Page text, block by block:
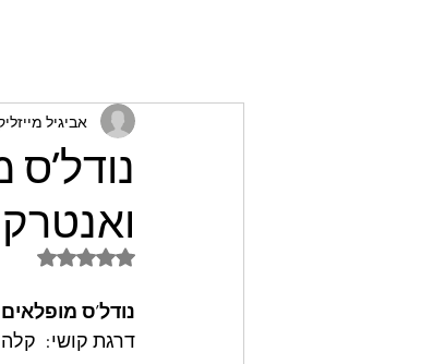
אביגיל
דירוג של NaN מתוך 5 כוכבים
נודל’ס
דרגת קושי:  קלה       זמן